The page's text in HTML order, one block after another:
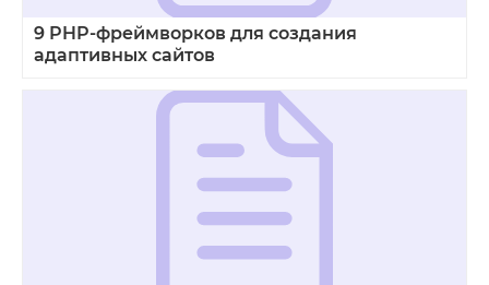
9 PHP-фреймворков для создания
адаптивных сайтов